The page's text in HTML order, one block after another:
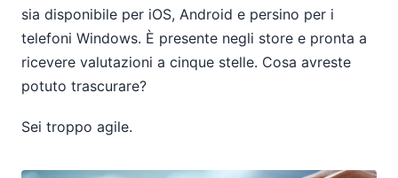
sia disponibile per iOS, Android e persino per i
telefoni Windows. È presente negli store e pronta a
ricevere valutazioni a cinque stelle. Cosa avreste
potuto trascurare?
Sei troppo agile.